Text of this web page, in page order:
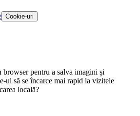
Cookie-uri
browser pentru a salva imagini și
ul să se încarce mai rapid la vizitele
locală?